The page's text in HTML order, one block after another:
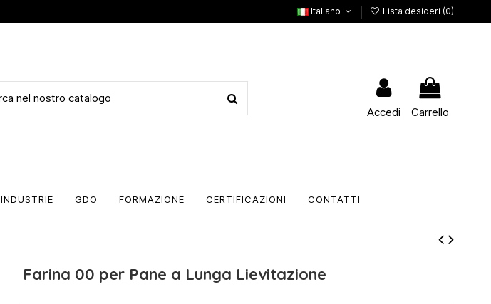
Italiano Lista desideri (0)
Accedi Carrello
INDUSTRIE GDO FORMAZIONE CERTIFICAZIONI CONTATTI
Farina 00 per Pane a Lunga Lievitazione